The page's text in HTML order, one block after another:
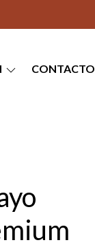
CONTACTO